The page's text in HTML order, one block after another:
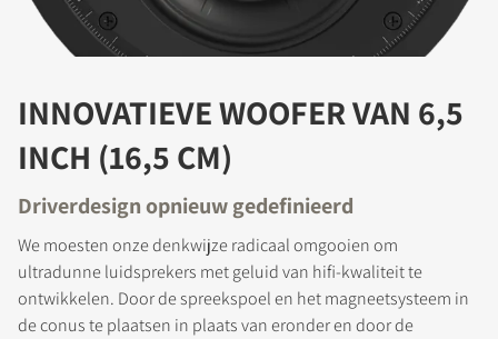
INNOVATIEVE WOOFER VAN 6,5
INCH (16,5 CM)
Driverdesign opnieuw gedefinieerd
We moesten onze denkwijze radicaal omgooien om
ultradunne luidsprekers met geluid van hifi-kwaliteit te
ontwikkelen. Door de spreekspoel en het magneetsysteem in
de conus te plaatsen in plaats van eronder en door de